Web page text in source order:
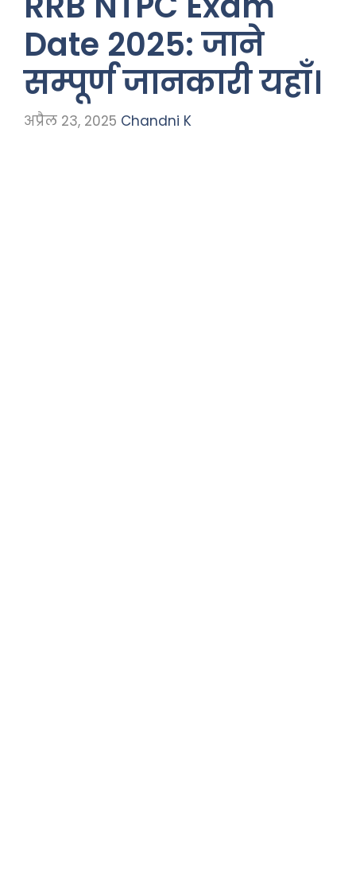
Date 2025: जाने
सम्पूर्ण जानकारी यहाँ।
अप्रैल 23, 2025 Chandni K